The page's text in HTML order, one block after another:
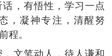
，有悟性，学习一点
，凝神专注，清醒努
程。
文笔动人，待人谦和